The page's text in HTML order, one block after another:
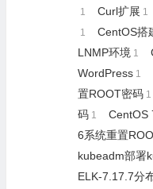
1 Curl扩展 1
1 CentOS搭
LNMP环境 1
WordPress 1
置ROOT密码 1
码 1 CentOS
6系统重置
kubeadm部署
ELK-7.17.7分